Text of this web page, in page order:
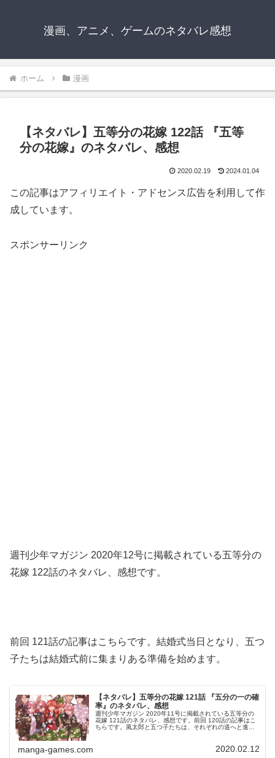
漫画、アニメ、ゲームのネタバレ感想
ホーム 漫画
【ネタバレ】五等分の花嫁 122話 『五等
分の花嫁』のネタバレ、感想
2020.02.19 2024.01.04
この記事はアフィリエイト・アドセンス広告を利用して作
成しています。
スポンサーリンク
週刊少年マガジン 2020年12号に掲載されている五等分の
花嫁 122話のネタバレ、感想です。
前回 121話の記事はこちらです。結婚式当日となり、五つ
子たちは結婚式前に集まりある準備を始めます。
【ネタバレ】五等分の花嫁 121話 『五分の一の確
率』のネタバレ、感想
週刊少年マガジン 2020年11号に掲載されている五等分の
花嫁 121話のネタバレ、感想です。前回 120話の記事はこ
ちらです。風太郎と五つ子たちは、それぞれの道へと進み
manga-games.com 2020.02.12